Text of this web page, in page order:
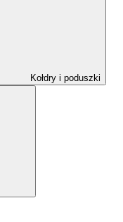
Kołdry i poduszki